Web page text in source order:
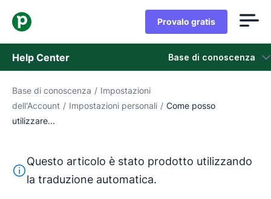
Provalo gratis
Help Center Base di conoscenza
Base di conoscenza
Stato
Base di conoscenza / Impostazioni
dell'Account / Impostazioni personali / Come posso
utilizzare...
Questo testo è stato tradotto dall'inglese utilizzando
Questo articolo è stato prodotto utilizzando
la traduzione automatica.